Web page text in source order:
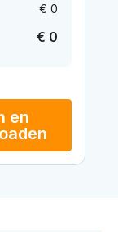
€ 0
€ 0
en